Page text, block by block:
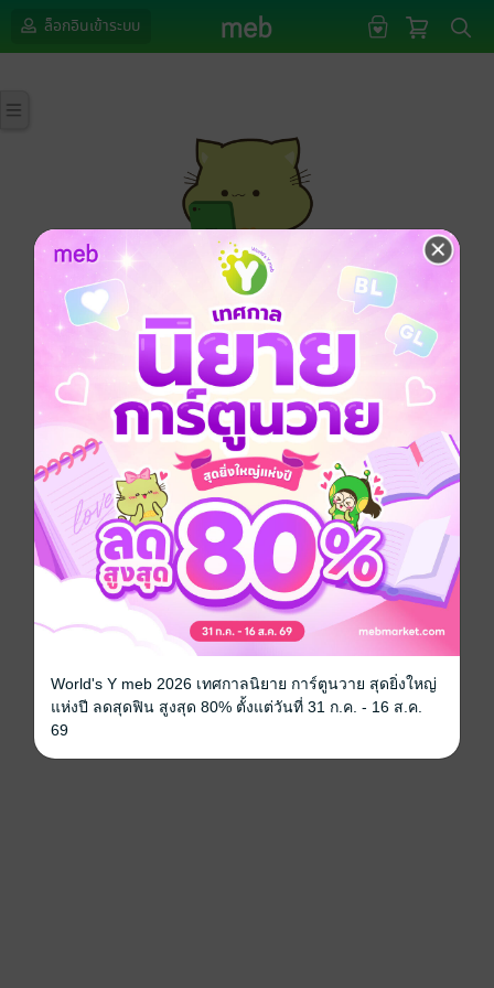
ล็อกอินเข้าระบบ
กรุณาเข้าสู่ระบบก่อนดำเนินรายการด้วยค่ะ
ล็อกอินเข้าระบบ
World's Y meb 2026 เทศกาลนิยาย การ์ตูนวาย สุดยิ่งใหญ่
แห่งปี ลดสุดฟิน สูงสุด 80% ตั้งแต่วันที่ 31 ก.ค. - 16 ส.ค.
69